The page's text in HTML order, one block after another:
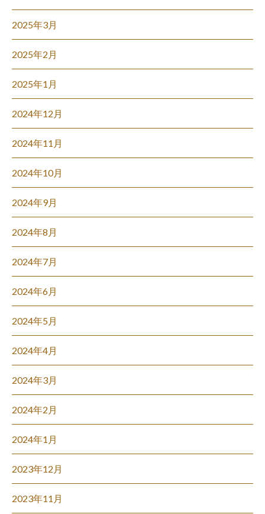
2025年3月
2025年2月
2025年1月
2024年12月
2024年11月
2024年10月
2024年9月
2024年8月
2024年7月
2024年6月
2024年5月
2024年4月
2024年3月
2024年2月
2024年1月
2023年12月
2023年11月